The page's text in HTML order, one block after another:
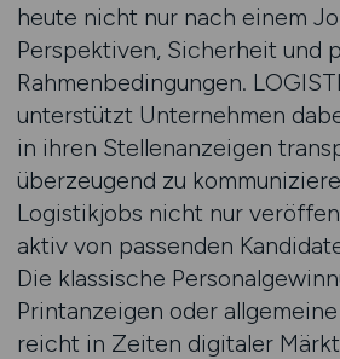
heute nicht nur nach einem
Perspektiven, Sicherheit und
Rahmenbedingungen.
unterstützt Unternehmen
in ihren Stellenanzeigen
überzeugend zu
Logistikjobs nicht nur
aktiv von passenden
Die klassische
Printanzeigen oder
reicht in Zeiten digitaler